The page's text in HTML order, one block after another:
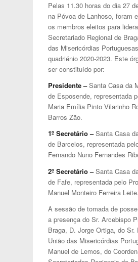
Pelas 11.30 horas do dia 27
na Póvoa de Lanhoso, foram
os membros eleitos para
Secretariado Regional de
das Misericórdias
quadriénio 2020-2023. Este
ser constituído por:
Presidente –Santa Casa da
de Esposende, representada
Maria Emília Pinto Vilarinho
Barros Zão.
1º Secretário –Santa Casa
de Barcelos, representada
Fernando Nuno Fernandes
2º Secretário –Santa Casa
de Fafe, representada pelo
Manuel Monteiro Ferreira Leite.
A sessão de tomada de
a presença do Sr. Arcebispo
Braga, D. Jorge Ortiga, do Sr.
União das Misericórdias
Manuel de Lemos, do